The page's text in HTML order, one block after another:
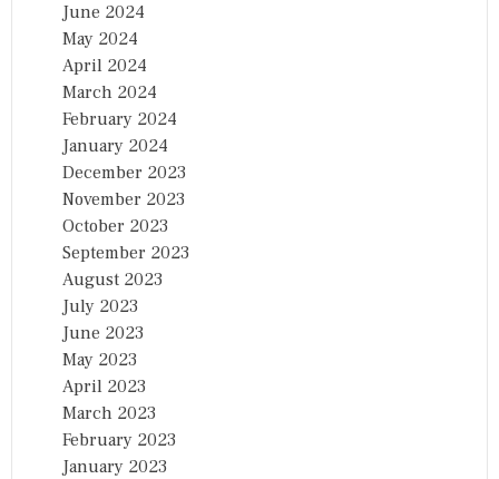
June 2024
May 2024
April 2024
March 2024
February 2024
January 2024
December 2023
November 2023
October 2023
September 2023
August 2023
July 2023
June 2023
May 2023
April 2023
March 2023
February 2023
January 2023